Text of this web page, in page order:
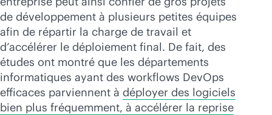
de développement à plusieurs petites équipes
afin de répartir la charge de travail et
d’accélérer le déploiement final. De fait, des
études ont montré que les départements
informatiques ayant des workflows DevOps
efficaces parviennent à déployer des logiciels
bien plus fréquemment, à accélérer la reprise